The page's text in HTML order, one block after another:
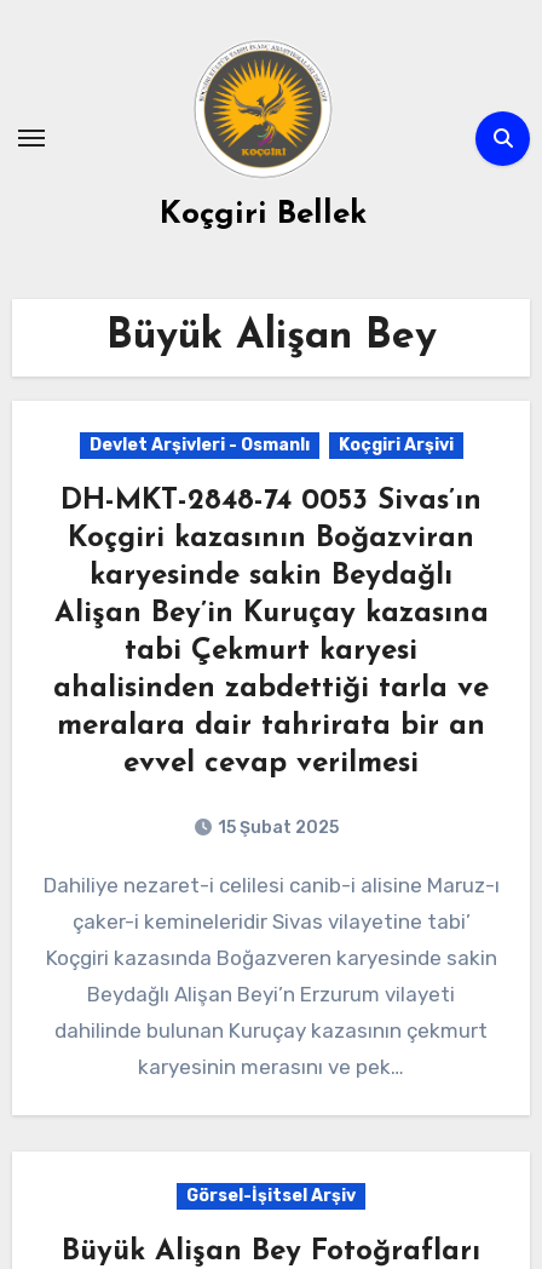
Koçgiri Bellek
Büyük Alişan Bey
Devlet Arşivleri - Osmanlı Koçgiri Arşivi
DH-MKT-2848-74 0053 Sivas’ın
Koçgiri kazasının Boğazviran
karyesinde sakin Beydağlı
Alişan Bey’in Kuruçay kazasına
tabi Çekmurt karyesi
ahalisinden zabdettiği tarla ve
meralara dair tahrirata bir an
evvel cevap verilmesi
15 Şubat 2025
Dahiliye nezaret-i celilesi canib-i alisine Maruz-ı
çaker-i kemineleridir Sivas vilayetine tabi’
Koçgiri kazasında Boğazveren karyesinde sakin
Beydağlı Alişan Beyi’n Erzurum vilayeti
dahilinde bulunan Kuruçay kazasının çekmurt
karyesinin merasını ve pek…
Görsel-İşitsel Arşiv
Büyük Alişan Bey Fotoğrafları